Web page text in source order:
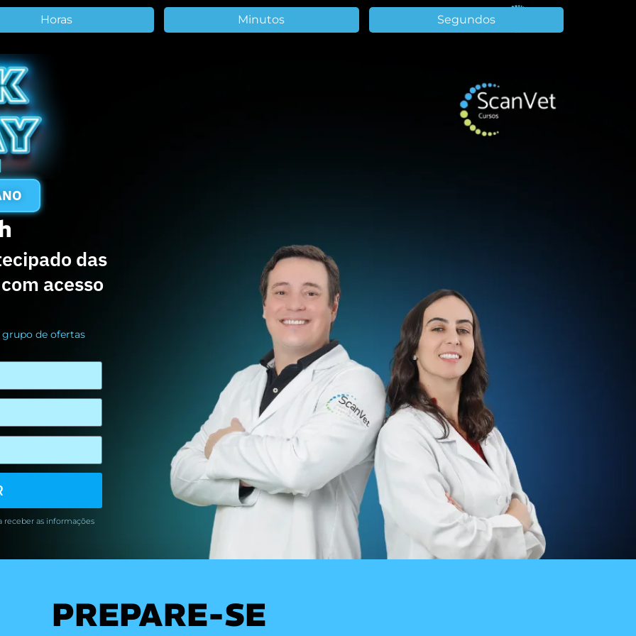
Horas Minutos Segundos
das
acesso
grupo de ofertas
receber as informações
PREPARE-SE